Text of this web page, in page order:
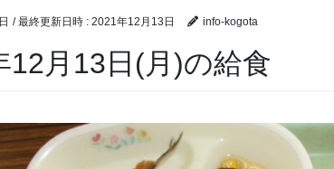
/ 最終更新日時 : 2021年12月13日 info-kogota
12月13日(月)の給食